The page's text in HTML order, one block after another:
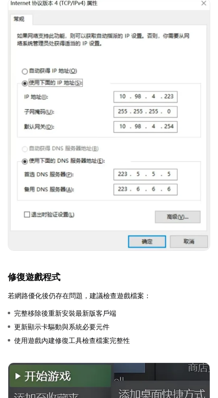
修復遊戲程式
若網路優化後仍存在問題，建議檢查遊戲檔案：
完整移除後重新安裝最新版客戶端
更新顯示卡驅動與系統必要元件
使用遊戲內建修復工具檢查檔案完整性